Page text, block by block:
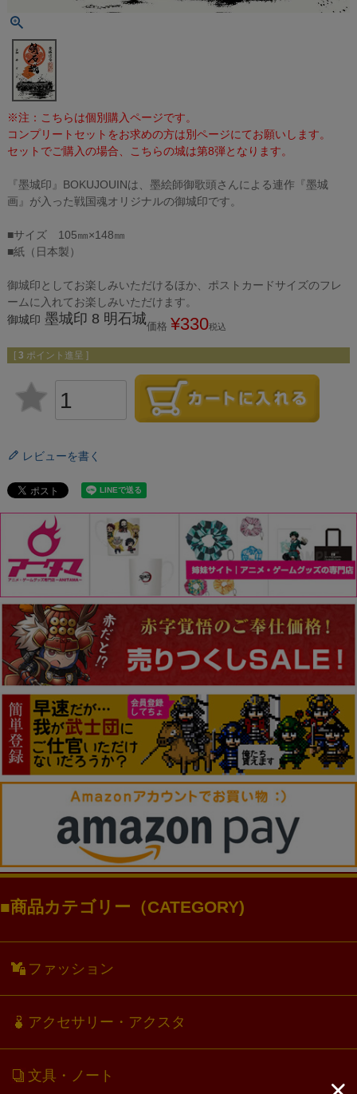
※注：こちらは個別購入ページです。
コンプリートセットをお求めの方は別ページにてお願いします。
セットでご購入の場合、こちらの城は第8弾となります。
『墨城印』BOKUJOUINは、墨絵師御歌頭さんによる連作『墨城
画』が入った戦国魂オリジナルの御城印です。
■サイズ 105㎜×148㎜
■紙（日本製）
御城印としてお楽しみいただけるほか、ポストカードサイズのフレ
ームに入れてお楽しみいただけます。
御城印 墨城印 8 明石城価格 ¥330税込
[ 3 ポイント進呈 ]
レビューを書く
商品カテゴリー（CATEGORY)
ファッション
アクセサリー・アクスタ
文具・ノート